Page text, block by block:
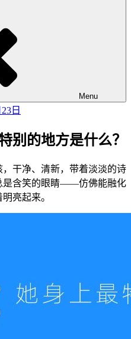
Menu
日
别的地方是什么？
干净、清新，带着淡淡的诗
是含笑的眼睛——仿佛能融化
亮起来。